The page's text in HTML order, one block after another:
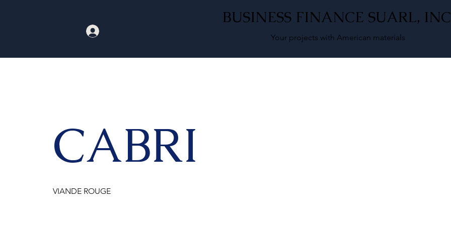
BUSINESS FINANCE SUARL,
Your projects with American materials
CABRI
VIANDE ROUGE